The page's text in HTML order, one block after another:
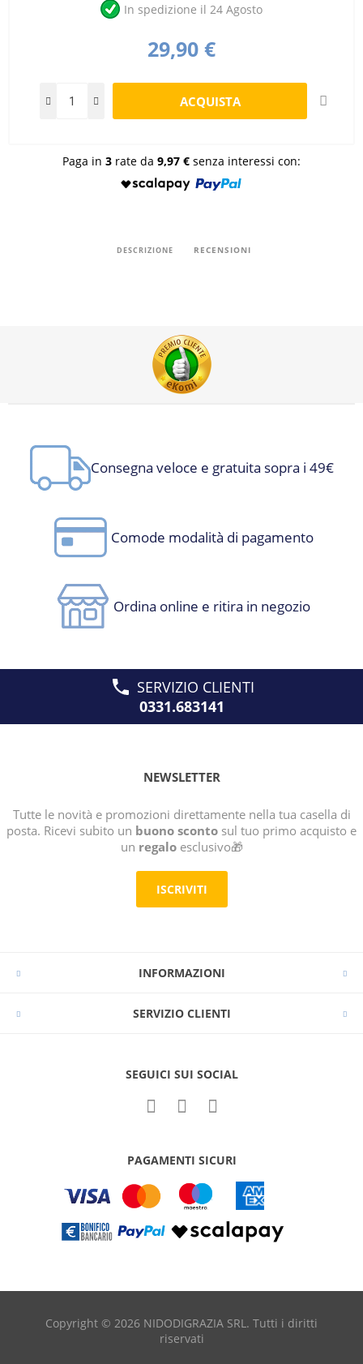
In spedizione il 24 Agosto
29,90 €
Paga in 3 rate da 9,97 € senza interessi con:
DESCRIZIONE RECENSIONI
Consegna veloce e gratuita sopra i 49€
Comode modalità di pagamento
Ordina online e ritira in negozio
SERVIZIO CLIENTI
0331.683141
NEWSLETTER
Tutte le novità e promozioni direttamente nella tua casella di
posta. Ricevi subito un buono sconto sul tuo primo acquisto e
un regaloesclusivo🎁
ISCRIVITI
INFORMAZIONI
SERVIZIO CLIENTI
SEGUICI SUI SOCIAL
PAGAMENTI SICURI
Copyright © 2026 NIDODIGRAZIA SRL. Tutti i diritti
riservati